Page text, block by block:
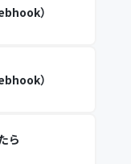
）
）
ら